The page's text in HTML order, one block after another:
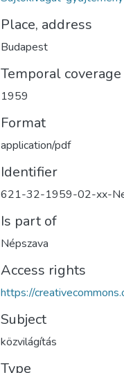
Place, address
Budapest
Temporal coverage
1959
Format
application/pdf
Identifier
621-32-1959-02-xx-
Is part of
Népszava
Access rights
https://
Subject
közvilágítás
Type